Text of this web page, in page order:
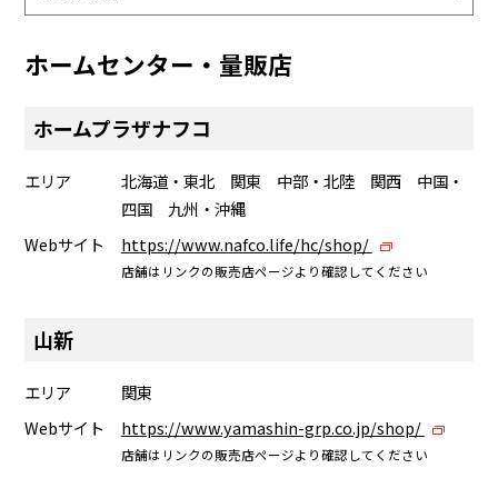
ホームセンター・量販店
ホームプラザナフコ
エリア
北海道・東北 関東 中部・北陸 関西 中国・
四国 九州・沖縄
Webサイト
https://www.nafco.life/hc/shop/
店舗はリンクの販売店ページより確認してください
山新
エリア
関東
Webサイト
https://www.yamashin-grp.co.jp/shop/
店舗はリンクの販売店ページより確認してください